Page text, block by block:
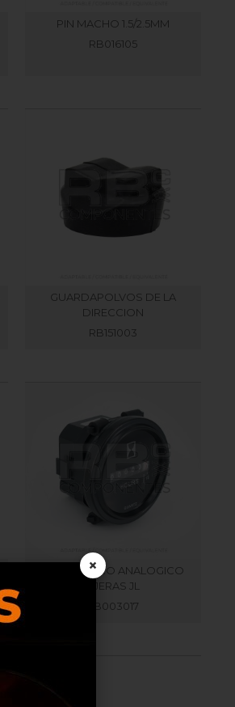
PIN MACHO 1.5/2.5MM
RB016105
GUARDAPOLVOS DE LA
DIRECCION
RB151003
HOROMETRO ANALOGICO
TIJERAS JL
RB003017
×